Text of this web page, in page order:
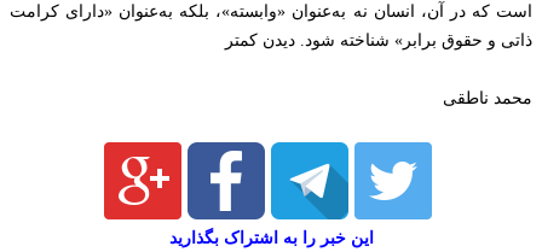
است که در آن، انسان نه به‌عنوان «وابسته»، بلکه به‌عنوان «دارای کرامت
ذاتی و حقوق برابر» شناخته شود. دیدن کمتر
محمد ناطقی
این خبر را به اشتراک بگذارید